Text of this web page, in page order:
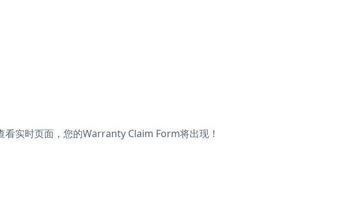
实时页面，您的Warranty Claim Form将出现！